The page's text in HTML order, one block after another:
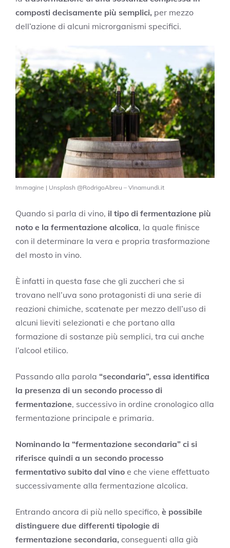
composti decisamente più semplici, per mezzo
dell’azione di alcuni microrganismi specifici.
Immagine | Unsplash @RodrigoAbreu – Vinamundi.it
Quando si parla di vino, il tipo di fermentazione più
noto e la fermentazione alcolica, la quale finisce
con il determinare la vera e propria trasformazione
del mosto in vino.
È infatti in questa fase che gli zuccheri che si
trovano nell’uva sono protagonisti di una serie di
reazioni chimiche, scatenate per mezzo dell’uso di
alcuni lieviti selezionati e che portano alla
formazione di sostanze più semplici, tra cui anche
l’alcool etilico.
Passando alla parola “secondaria”, essa identifica
la presenza di un secondo processo di
fermentazione, successivo in ordine cronologico alla
fermentazione principale e primaria.
Nominando la “fermentazione secondaria” ci si
riferisce quindi a un secondo processo
fermentativo subito dal vino e che viene effettuato
successivamente alla fermentazione alcolica.
Entrando ancora di più nello specifico, è possibile
distinguere due differenti tipologie di
fermentazione secondaria, conseguenti alla già